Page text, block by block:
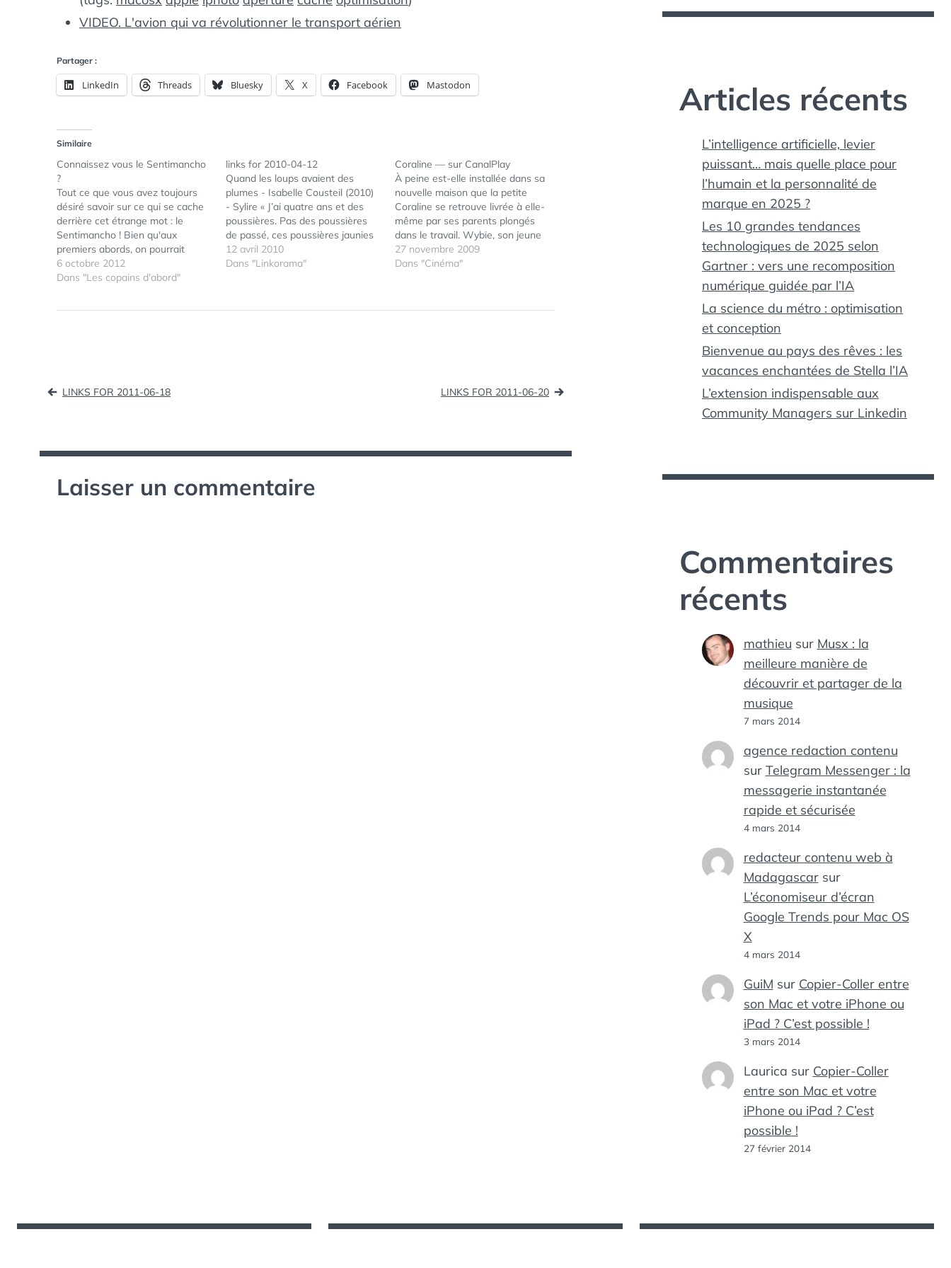
VIDEO. L'avion qui va révolutionner le transport aérien
Partager :
LinkedIn Threads Bluesky X Facebook Mastodon
Similaire
Connaissez vous le Sentimancho
?
Tout ce que vous avez toujours
désiré savoir sur ce qui se cache
derrière cet étrange mot : le
Sentimancho ! Bien qu'aux
premiers abords, on pourrait
penser à "Sentiments chauds" ou
à "Gentil manchot" (avouez que
6 octobre 2012
Dans "Les copains d'abord"
links for 2010-04-12
Quand les loups avaient des
plumes - Isabelle Cousteil (2010)
- Sylire « J’ai quatre ans et des
poussières. Pas des poussières
de passé, ces poussières jaunies
qui mettent les larmes aux yeux
parce qu’elles piquent le coeur.
12 avril 2010
Dans "Linkorama"
Coraline — sur CanalPlay
À peine est-elle installée dans sa
nouvelle maison que la petite
Coraline se retrouve livrée à elle-
même par ses parents plongés
dans le travail. Wybie, son jeune
voisin avenant, voudrait bien
l'aider à tromper son ennui. Mais
27 novembre 2009
Dans "Cinéma"
Navigation
l’article
LINKS FOR 2011-06-18 LINKS FOR 2011-06-20
Laisser un commentaire
Articles récents
L’intelligence artificielle, levier
puissant… mais quelle place pour
l’humain et la personnalité de
marque en 2025 ?
Les 10 grandes tendances
technologiques de 2025 selon
Gartner : vers une recomposition
numérique guidée par l’IA
La science du métro : optimisation
et conception
Bienvenue au pays des rêves : les
vacances enchantées de Stella l’IA
L’extension indispensable aux
Community Managers sur Linkedin
Commentaires
récents
mathieu sur Musx : la
meilleure manière de
découvrir et partager de la
musique
7 mars 2014
agence redaction contenu
sur Telegram Messenger : la
messagerie instantanée
rapide et sécurisée
4 mars 2014
redacteur contenu web à
Madagascarsur
L’économiseur d’écran
Google Trends pour Mac OS
X
4 mars 2014
GuiM sur Copier-Coller entre
son Mac et votre iPhone ou
iPad ? C’est possible !
3 mars 2014
Laurica sur Copier-Coller
entre son Mac et votre
iPhone ou iPad ? C’est
possible !
27 février 2014